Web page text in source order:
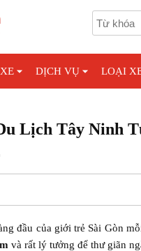
DỊCH VỤ LOẠI
Lịch Tây Ninh
đầu của giới trẻ Sài Gòn
và rất lý tưởng để thư giãn